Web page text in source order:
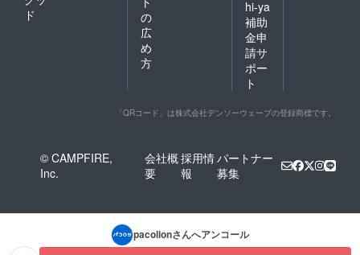
ド
の
広
め
方
hi-ya
補助
金申
請サ
ポー
ト
「QRコード」は株式会社デンソーウェーブの登録商標です。
© CAMPFIRE,
Inc.
会社概
要
採用情
報
パートナー
募集
pacollonさんへアンコール